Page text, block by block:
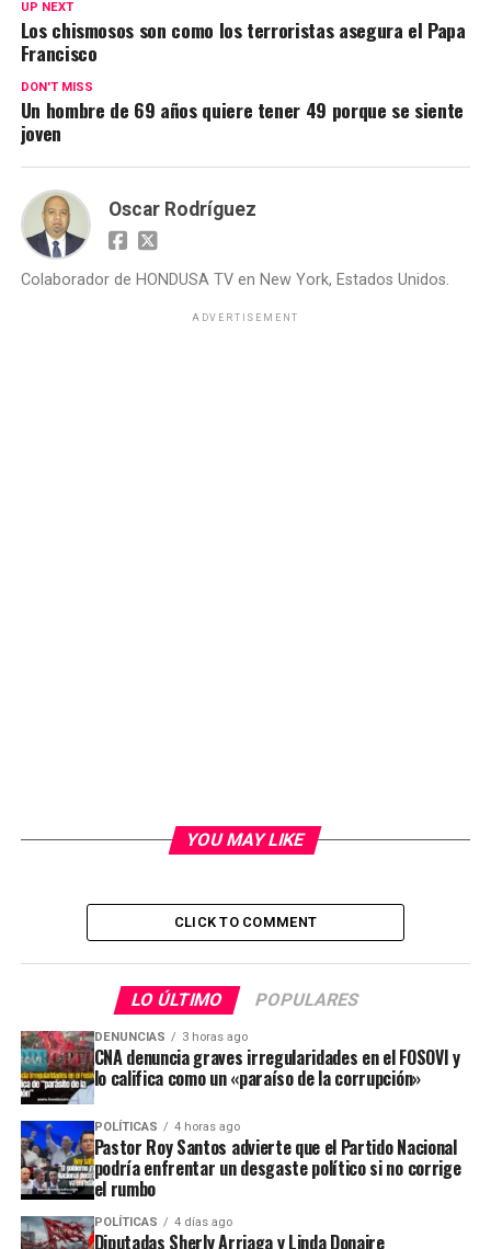
UP NEXT
Los chismosos son como los terroristas asegura el Papa
Francisco
DON'T MISS
Un hombre de 69 años quiere tener 49 porque se siente
joven
Oscar Rodríguez
Colaborador de HONDUSA TV en New York, Estados Unidos.
ADVERTISEMENT
YOU MAY LIKE
CLICK TO COMMENT
LO ÚLTIMO POPULARES
DENUNCIAS 3 horas ago
CNA denuncia graves irregularidades en el FOSOVI y
lo califica como un «paraíso de la corrupción»
POLÍTICAS 4 horas ago
Pastor Roy Santos advierte que el Partido Nacional
podría enfrentar un desgaste político si no corrige
el rumbo
POLÍTICAS 4 días ago
Diputadas Sherly Arriaga y Linda Donaire